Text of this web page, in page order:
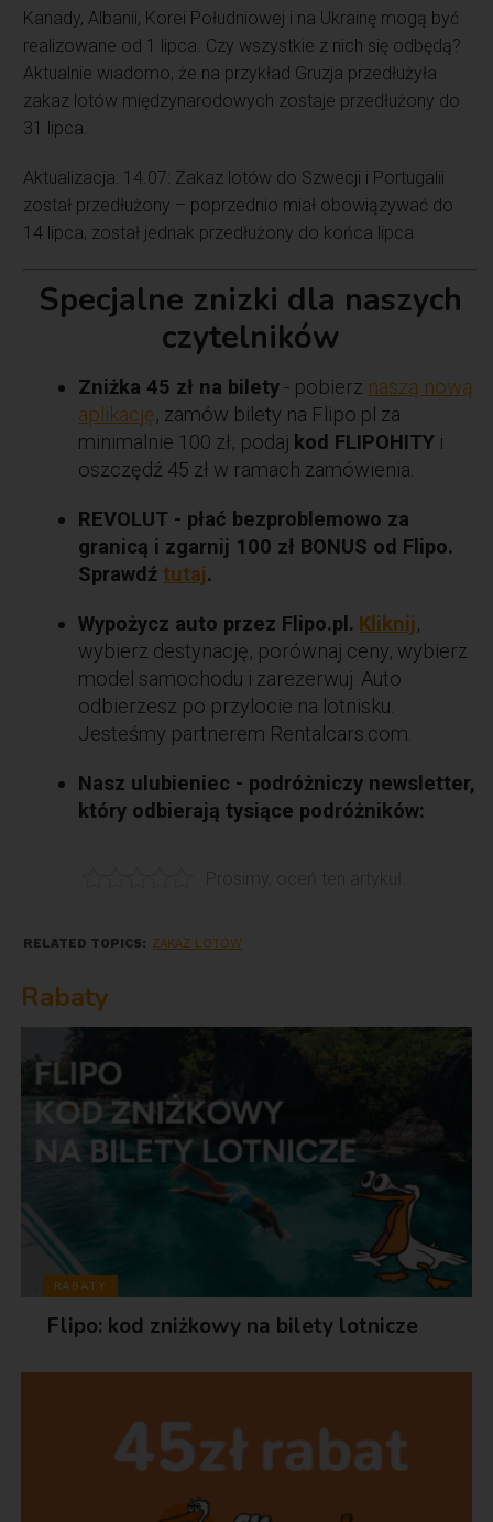
Kanady, Albanii, Korei Południowej i na Ukrainę mogą być
realizowane od 1 lipca. Czy wszystkie z nich się odbędą?
Aktualnie wiadomo, że na przykład Gruzja przedłużyła
zakaz lotów międzynarodowych zostaje przedłużony do
31 lipca.
Aktualizacja: 14.07: Zakaz lotów do Szwecji i Portugalii
został przedłużony – poprzednio miał obowiązywać do
14 lipca, został jednak przedłużony do końca lipca
Specjalne znizki dla naszych
czytelników
Zniżka 45 zł na bilety - pobierz naszą nową
aplikację, zamów bilety na Flipo.pl za
minimalnie 100 zł, podaj kod FLIPOHITY i
oszczędź 45 zł w ramach zamówienia.
REVOLUT - płać bezproblemowo za
granicą i zgarnij 100 zł BONUS od Flipo.
Sprawdźtutaj.
Wypożycz auto przez Flipo.pl. Kliknij,
wybierz destynację, porównaj ceny, wybierz
model samochodu i zarezerwuj. Auto
odbierzesz po przylocie na lotnisku.
Jesteśmy partnerem Rentalcars.com.
Nasz ulubieniec - podróżniczy newsletter,
który odbierają tysiące podróżników:
RELATED TOPICS: ZAKAZ LOTÓW
Rabaty
RABATY
Flipo: kod zniżkowy na bilety lotnicze